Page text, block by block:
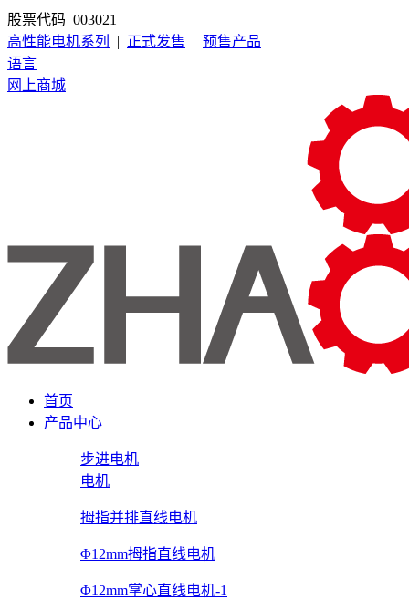
股票代码 003021
高性能电机系列
| 正式发售 | 预售产品
语言
网上商城
首页
产品中心
步进电机
电机
拇指并排直线电机
Φ12mm拇指直线电机
Φ12mm掌心直线电机-1